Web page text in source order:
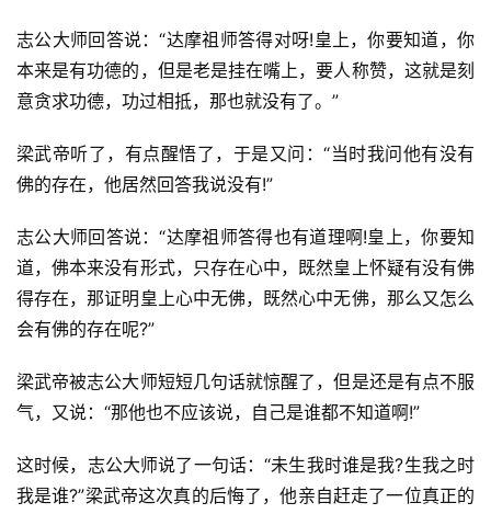
八
点
僧
音
高
僧
访
谈
心
乐
提
题
志公大师回答说：“达摩祖师答得对呀!皇上，你要知道，你
本来是有功德的，但是老是挂在嘴上，要人称赞，这就是刻
意贪求功德，功过相抵，那也就没有了。”
梁武帝听了，有点醒悟了，于是又问：“当时我问他有没有
佛的存在，他居然回答我说没有!”
志公大师回答说：“达摩祖师答得也有道理啊!皇上，你要知
道，佛本来没有形式，只存在心中，既然皇上怀疑有没有佛
得存在，那证明皇上心中无佛，既然心中无佛，那么又怎么
会有佛的存在呢?”
梁武帝被志公大师短短几句话就惊醒了，但是还是有点不服
气，又说：“那他也不应该说，自己是谁都不知道啊!”
这时候，志公大师说了一句话：“未生我时谁是我?生我之时
我是谁?”梁武帝这次真的后悔了，他亲自赶走了一位真正的